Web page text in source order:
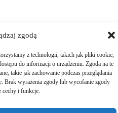
zgodą
z technologii, takich jak pliki cookie,
do informacji o urządzeniu. Zgoda na te
takie jak zachowanie podczas przeglądania
Brak wyrażenia zgody lub wycofanie zgody
cechy i funkcje.
8172